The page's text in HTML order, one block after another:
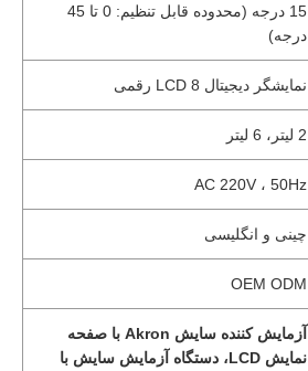
15 درجه (محدوده قابل تنظیم: 0 تا 45
درجه)
نمایشگر دیجیتال LCD 8 رقمی
2 لیتر، 6 لیتر
AC 220V ، 50Hz
چینی و انگلیسی
OEM ODM
آزمایش کننده سایش Akron با صفحه
نمایش LCD، دستگاه آزمایش سایش با